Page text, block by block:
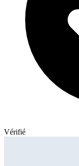
Vérifié